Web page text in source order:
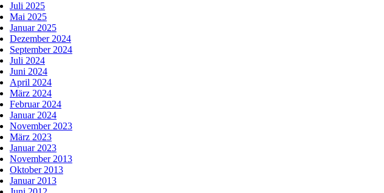
Juli 2025
Mai 2025
Januar 2025
Dezember 2024
September 2024
Juli 2024
Juni 2024
April 2024
März 2024
Februar 2024
Januar 2024
November 2023
März 2023
Januar 2023
November 2013
Oktober 2013
Januar 2013